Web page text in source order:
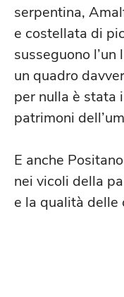
serpentina,
e costellata di
susseguono
un quadro
per nulla è stata
patrimoni
E anche
nei vicoli della
e la qualità delle